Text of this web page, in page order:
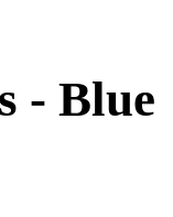
- Blue